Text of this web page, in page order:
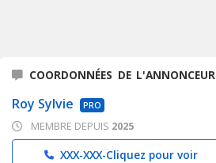
COORDONNÉES DE L'ANNONCEUR
Roy Sylvie PRO
MEMBRE DEPUIS 2025
XXX-XXX-Cliquez pour voir